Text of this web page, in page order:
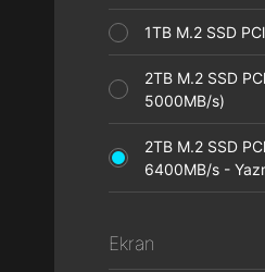
1TB M.2 SSD
2TB M.2 SSD
5000MB/s)
2TB M.2 SSD
6400MB/s -
Ekran